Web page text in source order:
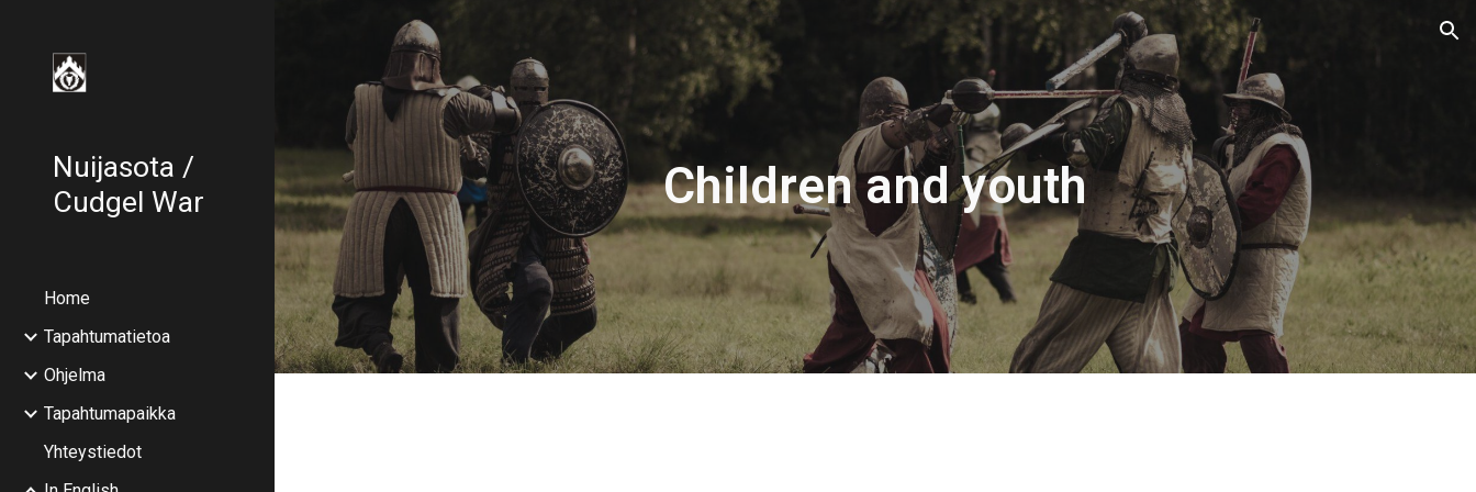
Skip to navigation
Nuijasota /
Cudgel War
Home
Tapahtumatietoa
Ohjelma
Tapahtumapaikka
Yhteystiedot
Children and youth